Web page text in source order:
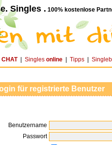
Singles . 100% kostenlose
CHAT| Singles online Tipps
für registrierte Benutzer
Benutzername
Passwort